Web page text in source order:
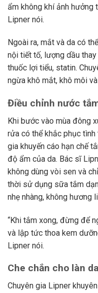
ẩm không khí ảnh hưởng
Lipner nói.
Ngoài ra, mắt và da có
nội tiết tố, lượng dầu
thuốc lợi tiểu, statin.
ngừa khô mắt, khô môi
Điều chỉnh nước
Khi bước vào mùa đông
rửa có thể khắc phục tình
gia khuyến cáo hạn chế
độ ẩm của da. Bác sĩ
không dùng vòi sen và
thời sử dụng sữa tắm
nhẹ nhàng, không hương
“Khi tắm xong, đừng để
và lập tức thoa kem
Lipner nói.
Che chắn cho làn da
Chuyên gia Lipner